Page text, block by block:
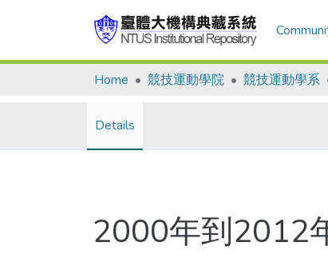
Home 競技運動學院 競技運動學系
Details
2000年到2012